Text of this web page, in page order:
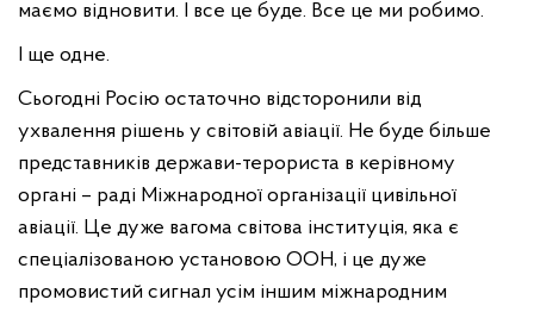
маємо відновити. І все це буде. Все це ми робимо.
І ще одне.
Сьогодні Росію остаточно відсторонили від
ухвалення рішень у світовій авіації. Не буде більше
представників держави-терориста в керівному
органі – раді Міжнародної організації цивільної
авіації. Це дуже вагома світова інституція, яка є
спеціалізованою установою ООН, і це дуже
промовистий сигнал усім іншим міжнародним